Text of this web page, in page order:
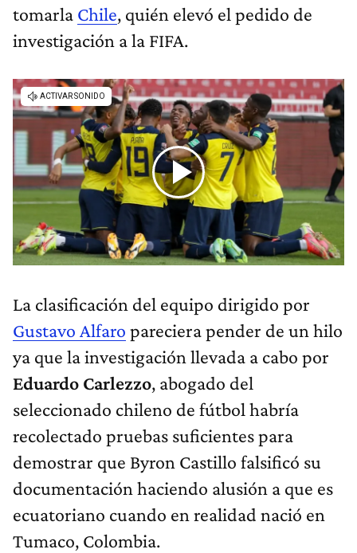
tomarla Chile, quién elevó el pedido de
investigación a la FIFA.
La clasificación del equipo dirigido por
Gustavo Alfaro pareciera pender de un hilo
ya que la investigación llevada a cabo por
Eduardo Carlezzo, abogado del
seleccionado chileno de fútbol habría
recolectado pruebas suficientes para
demostrar que Byron Castillo falsificó su
documentación haciendo alusión a que es
ecuatoriano cuando en realidad nació en
Tumaco, Colombia.